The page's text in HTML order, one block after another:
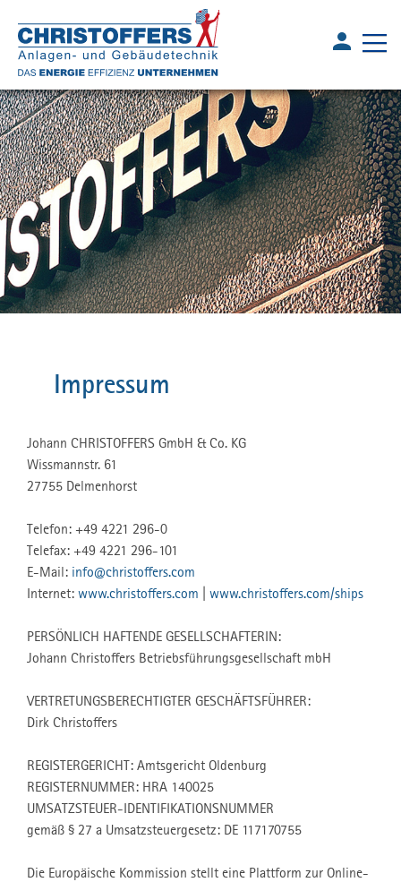
Impressum
Johann CHRISTOFFERS GmbH & Co. KG
Wissmannstr. 61
27755 Delmenhorst
Telefon: +49 4221 296-0
Telefax: +49 4221 296-101
E-Mail: info@christoffers.com
Internet: www.christoffers.com www.christoffers.com/ships
PERSÖNLICH HAFTENDE GESELLSCHAFTERIN:
Johann Christoffers Betriebsführungsgesellschaft mbH
VERTRETUNGSBERECHTIGTER GESCHÄFTSFÜHRER:
Dirk Christoffers
REGISTERGERICHT: Amtsgericht Oldenburg
REGISTERNUMMER: HRA 140025
UMSATZSTEUER-IDENTIFIKATIONSNUMMER
gemäß § 27 a Umsatzsteuergesetz: DE 117170755
Die Europäische Kommission stellt eine Plattform zur Online-